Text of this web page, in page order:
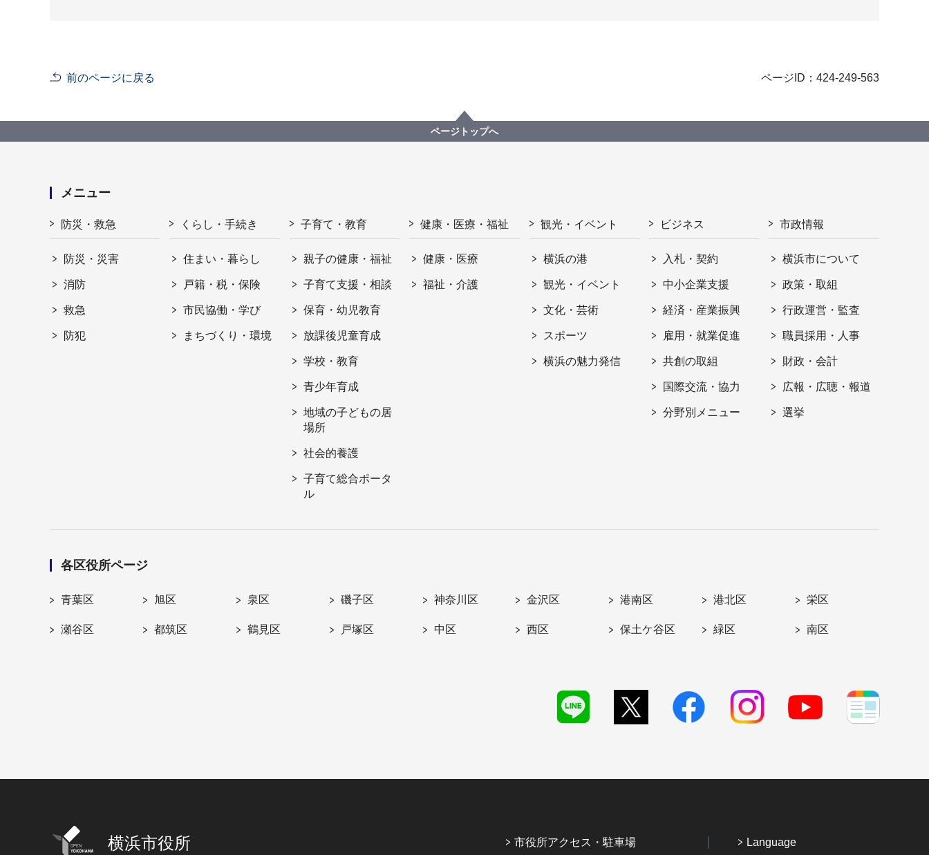
前のページに戻る ページID：424-249-563
ページトップへ
メニュー
防災・救急
防災・災害
消防
救急
防犯
くらし・手続き
住まい・暮らし
戸籍・税・保険
市民協働・学び
まちづくり・環境
子育て・教育
親子の健康・福祉
子育て支援・相談
保育・幼児教育
放課後児童育成
学校・教育
青少年育成
地域の子どもの居
場所
社会的養護
子育て総合ポータ
ル
健康・医療・福祉
健康・医療
福祉・介護
観光・イベント
横浜の港
観光・イベント
文化・芸術
スポーツ
横浜の魅力発信
ビジネス
入札・契約
中小企業支援
経済・産業振興
雇用・就業促進
共創の取組
国際交流・協力
分野別メニュー
市政情報
横浜市について
政策・取組
行政運営・監査
職員採用・人事
財政・会計
広報・広聴・報道
選挙
各区役所ページ
青葉区 旭区 泉区 磯子区 神奈川区 金沢区 港南区 港北区 栄区
瀬谷区 都筑区 鶴見区 戸塚区 中区 西区 保土ケ谷区 緑区 南区
横浜市役所 市役所アクセス・駐車場 Language